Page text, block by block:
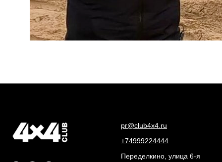
pr@club4x4.ru
+74999224444
Переделкино, улица 6-я